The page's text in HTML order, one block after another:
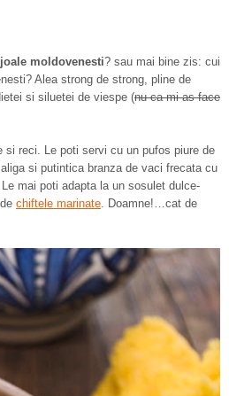
moldovenesti? sau mai bine zis: cui
Alea strong de strong, pline de
si siluetei de viespe (nu ca mi-as face
si reci. Le poti servi cu un pufos piure de
si putintica branza de vaci frecata cu
mai poti adapta la un sosulet dulce-
chiftele marinate. Doamne!…cat de